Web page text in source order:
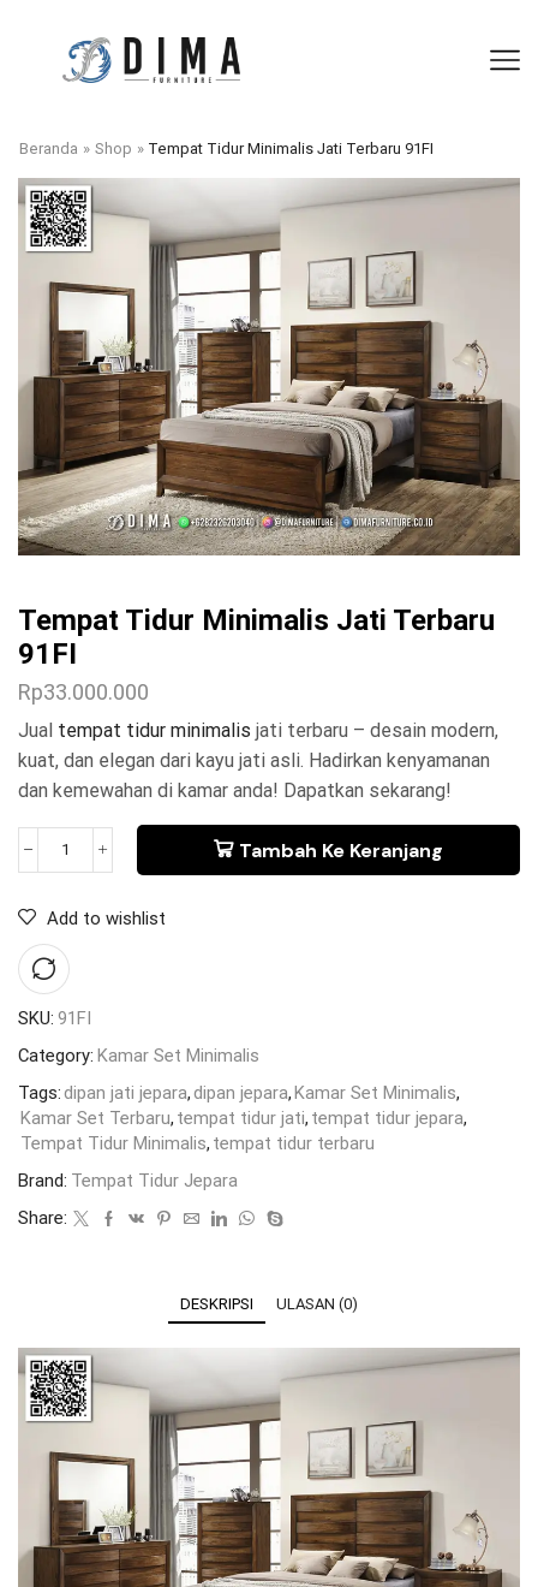
Beranda » Shop » Tempat Tidur Minimalis Jati Terbaru 91FI
Tempat Tidur Minimalis Jati Terbaru
91FI
Rp33.000.000
Jual tempat tidur minimalis jati terbaru – desain modern,
kuat, dan elegan dari kayu jati asli. Hadirkan kenyamanan
dan kemewahan di kamar anda! Dapatkan sekarang!
Tambah Ke Keranjang
Add to wishlist
SKU: 91FI
Category: Kamar Set Minimalis
Tags:dipan jati jepara,dipan jepara, Kamar Set Minimalis,
Kamar Set Terbaru, tempat tidur jati, tempat tidur jepara,
Tempat Tidur Minimalis, tempat tidur terbaru
Brand: Tempat Tidur Jepara
Share:
DESKRIPSI ULASAN (0)